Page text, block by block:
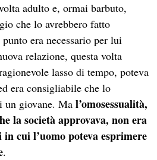
adulto e, ormai barbuto,
che lo avrebbero fatto
era necessario per lui
relazione, questa volta
lasso di tempo, poteva
era consigliabile che lo
un giovane. Mal’omosessualità,
la società approvava, non era
cui l’uomo poteva esprimere
.